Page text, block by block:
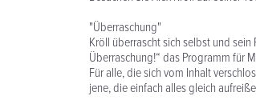
"Überraschung"
Kröll überrascht sich selbst und sein
Überraschung!“ das Programm für
Für alle, die sich vom Inhalt
jene, die einfach alles gleich